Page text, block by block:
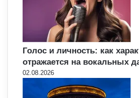
Голос и личность: как
отражается на вокальных
02.08.2026